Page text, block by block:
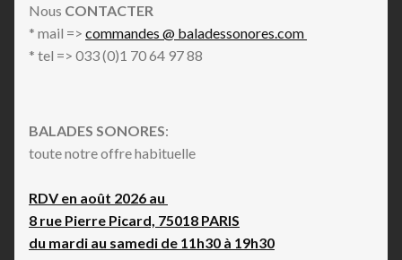
Nous CONTACTER
* mail => commandes @ baladessonores.com
* tel => 033 (0)1 70 64 97 88
BALADES SONORES:
toute notre offre habituelle
RDV en août 2026 au
8 rue Pierre Picard, 75018 PARIS
du mardi au samedi de 11h30 à 19h30